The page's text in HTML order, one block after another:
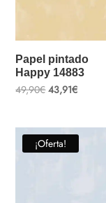
Papel pintado
Happy 14883
49,90€El
precio
49,90€.
43,91€El
¡Oferta!